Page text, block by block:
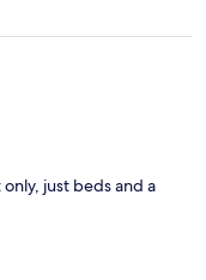
just beds and a